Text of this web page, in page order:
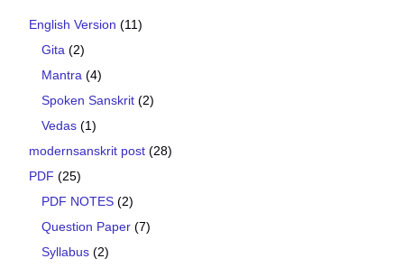
English Version (11)
Gita (2)
Mantra (4)
Spoken Sanskrit (2)
Vedas (1)
modernsanskrit post (28)
PDF (25)
PDF NOTES (2)
Question Paper (7)
Syllabus (2)